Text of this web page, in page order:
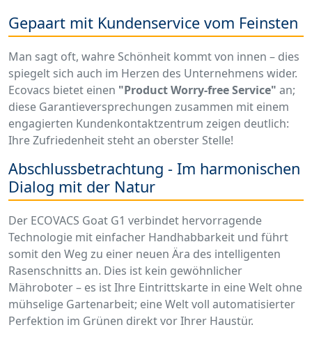
Gepaart mit Kundenservice vom Feinsten
Man sagt oft, wahre Schönheit kommt von innen – dies
spiegelt sich auch im Herzen des Unternehmens wider.
Ecovacs bietet einen "Product Worry-free Service" an;
diese Garantieversprechungen zusammen mit einem
engagierten Kundenkontaktzentrum zeigen deutlich:
Ihre Zufriedenheit steht an oberster Stelle!
Abschlussbetrachtung - Im harmonischen
Dialog mit der Natur
Der ECOVACS Goat G1 verbindet hervorragende
Technologie mit einfacher Handhabbarkeit und führt
somit den Weg zu einer neuen Ära des intelligenten
Rasenschnitts an. Dies ist kein gewöhnlicher
Mähroboter – es ist Ihre Eintrittskarte in eine Welt ohne
mühselige Gartenarbeit; eine Welt voll automatisierter
Perfektion im Grünen direkt vor Ihrer Haustür.